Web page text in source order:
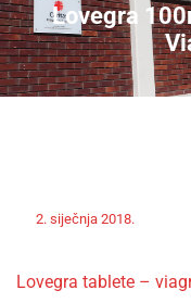
Lovegra
2. siječnja 2018.
Lovegra tablete –